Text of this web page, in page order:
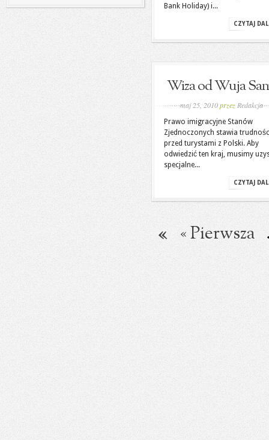
Bank Holiday) i...
CZYTAJ
Wiza od Wuja
maj 25, 2010przez Redakcja
Prawo imigracyjne Stanów
Zjednoczonych stawia
przed turystami z Polski. Aby
odwiedzić ten kraj, musimy
specjalne...
CZYTAJ
« Pierwsza